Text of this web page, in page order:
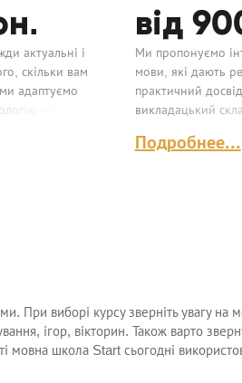
актуальні і
скільки вам
адаптуємо
та вчителя...
від
Ми пропонуємо
мови, які дають
практичний
викладацький
що ви
Подробнее...
виборі курсу зверніть увагу на
ігор, вікторин. Також варто
мовна школа Start сьогодні